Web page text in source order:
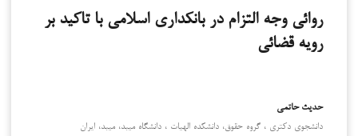
روائی وجه التزام در بانکداری اسلامی با تاکید بر
رویه قضائی
حدیث حاتمی
دانشجوی دکتری ، گروه حقوق، دانشکده الهیات ، دانشگاه میبد، میبد، ایران